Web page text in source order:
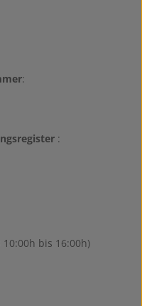
:
:
10:00h bis 16:00h)